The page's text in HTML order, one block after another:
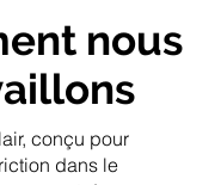
nous
conçu pour
dans le